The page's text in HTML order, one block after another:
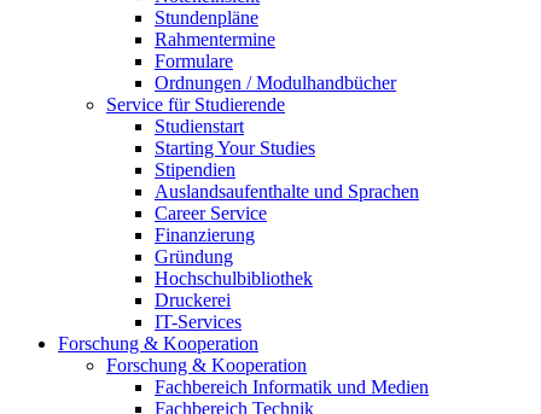
Stundenpläne
Rahmentermine
Formulare
Ordnungen / Modulhandbücher
Service für Studierende
Studienstart
Starting Your Studies
Stipendien
Auslandsaufenthalte und Sprachen
Career Service
Finanzierung
Gründung
Hochschulbibliothek
Druckerei
IT-Services
Forschung & Kooperation
Forschung & Kooperation
Fachbereich Informatik und Medien
Fachbereich Technik